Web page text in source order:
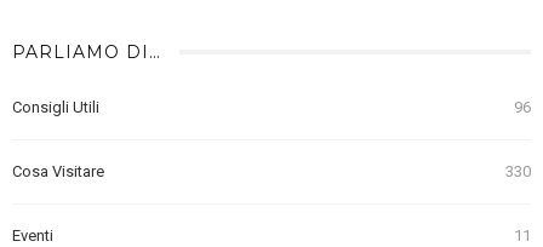
PARLIAMO DI…
Consigli Utili 96
Cosa Visitare 330
Eventi 11